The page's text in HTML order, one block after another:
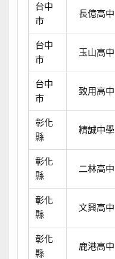
台中
市
長億高中
台中
市
玉山高中
台中
市
致用高中
彰化
縣
精誠中學
彰化
縣
二林高中
彰化
縣
文興高中
彰化
縣
鹿港高中